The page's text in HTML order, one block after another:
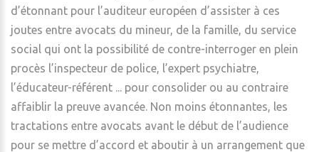
d’étonnant pour l’auditeur européen d’assister à ces
joutes entre avocats du mineur, de la famille, du service
social qui ont la possibilité de contre-interroger en plein
procès l’inspecteur de police, l’expert psychiatre,
l’éducateur-référent ... pour consolider ou au contraire
affaiblir la preuve avancée. Non moins étonnantes, les
tractations entre avocats avant le début de l’audience
pour se mettre d’accord et aboutir à un arrangement que